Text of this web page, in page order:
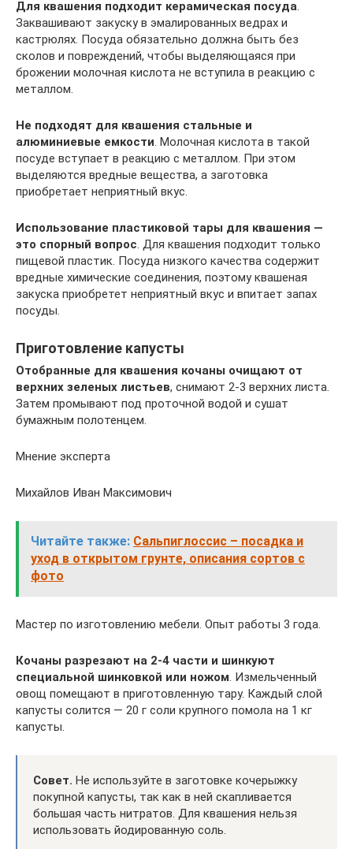
Для квашения подходит керамическая посуда.
Заквашивают закуску в эмалированных ведрах и
кастрюлях. Посуда обязательно должна быть без
сколов и повреждений, чтобы выделяющаяся при
брожении молочная кислота не вступила в реакцию с
металлом.
Не подходят для квашения стальные и
алюминиевые емкости. Молочная кислота в такой
посуде вступает в реакцию с металлом. При этом
выделяются вредные вещества, а заготовка
приобретает неприятный вкус.
Использование пластиковой тары для квашения —
это спорный вопрос. Для квашения подходит только
пищевой пластик. Посуда низкого качества содержит
вредные химические соединения, поэтому квашеная
закуска приобретет неприятный вкус и впитает запах
посуды.
Приготовление капусты
Отобранные для квашения кочаны очищают от
верхних зеленых листьев, снимают 2-3 верхних листа.
Затем промывают под проточной водой и сушат
бумажным полотенцем.
Мнение эксперта
Михайлов Иван Максимович
Читайте также: Сальпиглоссис – посадка и
уход в открытом грунте, описания сортов с
фото
Мастер по изготовлению мебели. Опыт работы 3 года.
Кочаны разрезают на 2-4 части и шинкуют
специальной шинковкой или ножом. Измельченный
овощ помещают в приготовленную тару. Каждый слой
капусты солится — 20 г соли крупного помола на 1 кг
капусты.
Совет. Не используйте в заготовке кочерыжку
покупной капусты, так как в ней скапливается
большая часть нитратов. Для квашения нельзя
использовать йодированную соль.